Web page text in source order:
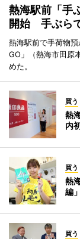
熱海駅前「手
開始 手ぶら
熱海駅前で手荷物
GO」（熱海市田原
めた。
買う
熱
内
買う
熱
編
買う